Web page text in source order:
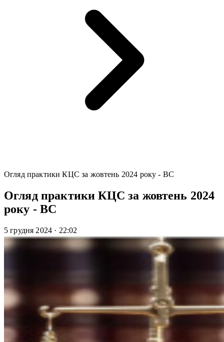
Огляд практики КЦС за жовтень 2024 року - ВС
Огляд практики КЦС за жовтень 2024
року - ВС
5 грудня 2024 · 22:02